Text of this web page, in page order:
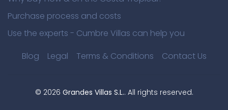
Purchase process and costs
Use the experts - Cumbre Villas can help you
Blog
Legal Terms & Conditions Contact Us
© 2026 Grandes Villas S.L.. All rights reserved.